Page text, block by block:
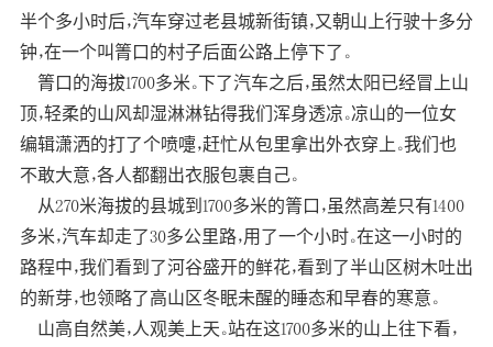
半个多小时后，汽车穿过老县城新街镇，又朝山上行驶十多分
钟，在一个叫箐口的村子后面公路上停下了。
箐口的海拔1700多米。下了汽车之后，虽然太阳已经冒上山
顶，轻柔的山风却湿淋淋钻得我们浑身透凉。凉山的一位女
编辑潇洒的打了个喷嚏，赶忙从包里拿出外衣穿上。我们也
不敢大意，各人都翻出衣服包裹自己。
从270米海拔的县城到1700多米的箐口，虽然高差只有1400
多米，汽车却走了30多公里路，用了一个小时。在这一小时的
路程中，我们看到了河谷盛开的鲜花，看到了半山区树木吐出
的新芽，也领略了高山区冬眠未醒的睡态和早春的寒意。
山高自然美，人观美上天。站在这1700多米的山上往下看，